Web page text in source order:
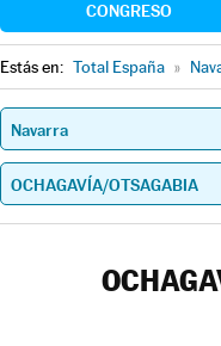
CONGRESO
Estás en: Total España »